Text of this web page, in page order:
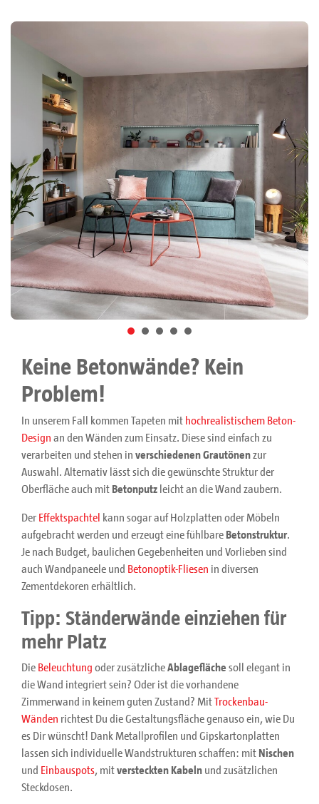
Keine Betonwände? Kein
Problem!
In unserem Fall kommen Tapeten mit hochrealistischem Beton-
Design an den Wänden zum Einsatz. Diese sind einfach zu
verarbeiten und stehen in verschiedenen Grautönenzur
Auswahl. Alternativ lässt sich die gewünschte Struktur der
Oberfläche auch mit Betonputz leicht an die Wand zaubern.
Der Effektspachtel kann sogar auf Holzplatten oder Möbeln
aufgebracht werden und erzeugt eine fühlbare Betonstruktur.
Je nach Budget, baulichen Gegebenheiten und Vorlieben sind
auch Wandpaneele und Betonoptik-Fliesen in diversen
Zementdekoren erhältlich.
Tipp: Ständerwände einziehen für
mehr Platz
Die Beleuchtung oder zusätzlicheAblagefläche soll elegant in
die Wand integriert sein? Oder ist die vorhandene
Zimmerwand in keinem guten Zustand? MitTrockenbau-
Wänden richtest Du die Gestaltungsfläche genauso ein, wie Du
es Dir wünscht! Dank Metallprofilen und Gipskartonplatten
lassen sich individuelle Wandstrukturen schaffen: mit Nischen
und Einbauspots, mitversteckten Kabeln und zusätzlichen
Steckdosen.